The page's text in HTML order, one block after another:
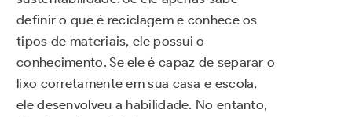
definir o que é reciclagem e conhece os
tipos de materiais, ele possui o
conhecimento. Se ele é capaz de separar o
lixo corretamente em sua casa e escola,
ele desenvolveu a habilidade. No entanto,